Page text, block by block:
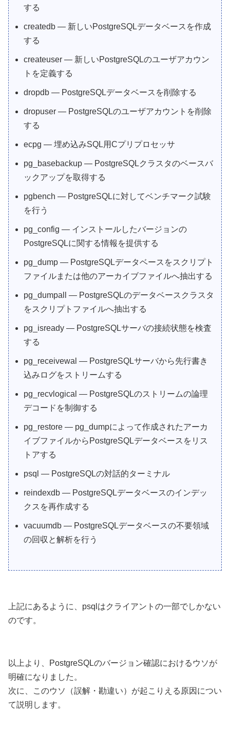
する
createdb — 新しいPostgreSQLデータベースを作成
する
createuser — 新しいPostgreSQLのユーザアカウン
トを定義する
dropdb — PostgreSQLデータベースを削除する
dropuser — PostgreSQLのユーザアカウントを削除
する
ecpg — 埋め込みSQL用Cプリプロセッサ
pg_basebackup — PostgreSQLクラスタのベースバ
ックアップを取得する
pgbench — PostgreSQLに対してベンチマーク試験
を行う
pg_config — インストールしたバージョンの
PostgreSQLに関する情報を提供する
pg_dump — PostgreSQLデータベースをスクリプト
ファイルまたは他のアーカイブファイルへ抽出する
pg_dumpall — PostgreSQLのデータベースクラスタ
をスクリプトファイルへ抽出する
pg_isready — PostgreSQLサーバの接続状態を検査
する
pg_receivewal — PostgreSQLサーバから先行書き
込みログをストリームする
pg_recvlogical — PostgreSQLのストリームの論理
デコードを制御する
pg_restore — pg_dumpによって作成されたアーカ
イブファイルからPostgreSQLデータベースをリス
トアする
psql — PostgreSQLの対話的ターミナル
reindexdb — PostgreSQLデータベースのインデッ
クスを再作成する
vacuumdb — PostgreSQLデータベースの不要領域
の回収と解析を行う
上記にあるように、psqlはクライアントの一部でしかない
のです。
以上より、PostgreSQLのバージョン確認におけるウソが
明確になりました。
次に、このウソ（誤解・勘違い）が起こりえる原因につい
て説明します。